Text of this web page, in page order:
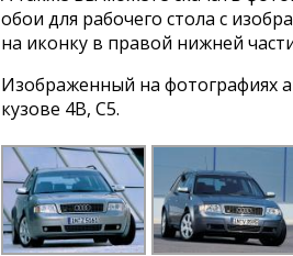
обои для рабочего стола с
на иконку в правой нижней
Изображенный на фотографиях
кузове 4B, C5.